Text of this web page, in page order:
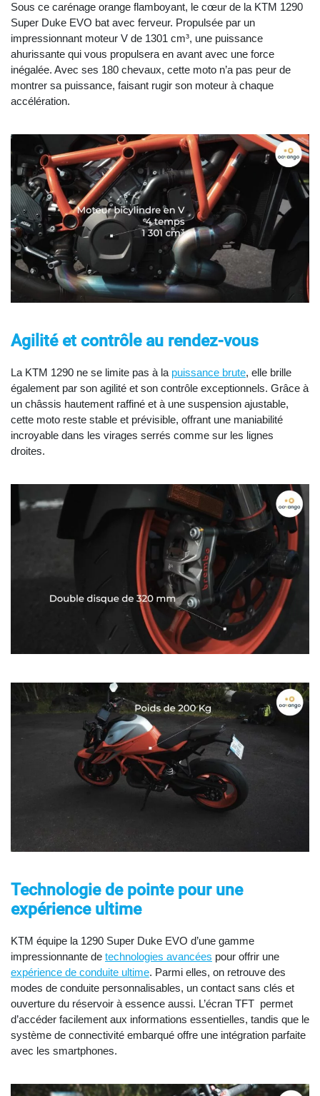
Sous ce carénage orange flamboyant, le cœur de la KTM 1290
Super Duke EVO bat avec ferveur. Propulsée par un
impressionnant moteur V de 1301 cm³, une puissance
ahurissante qui vous propulsera en avant avec une force
inégalée. Avec ses 180 chevaux, cette moto n’a pas peur de
montrer sa puissance, faisant rugir son moteur à chaque
accélération.
Agilité et contrôle au rendez-vous
La KTM 1290 ne se limite pas à la puissance brute, elle brille
également par son agilité et son contrôle exceptionnels. Grâce à
un châssis hautement raffiné et à une suspension ajustable,
cette moto reste stable et prévisible, offrant une maniabilité
incroyable dans les virages serrés comme sur les lignes
droites.
Technologie de pointe pour une
expérience ultime
KTM équipe la 1290 Super Duke EVO d’une gamme
impressionnante de technologies avancées pour offrir une
expérience de conduite ultime. Parmi elles, on retrouve des
modes de conduite personnalisables, un contact sans clés et
ouverture du réservoir à essence aussi. L’écran TFT permet
d’accéder facilement aux informations essentielles, tandis que le
système de connectivité embarqué offre une intégration parfaite
avec les smartphones.